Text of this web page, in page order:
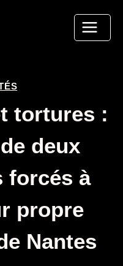
tortures :
deux
forcés à
propre
Nantes